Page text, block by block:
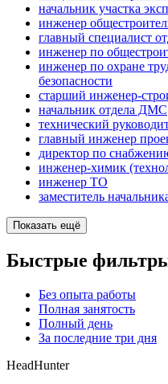
начальник участка
инженер
главный специалист
инженер по
инженер по охране
безопасности
старший инженер-
начальник отдела ДМС
технический
главный инженер
директор по
инженер-химик
инженер ТО
заместитель
Показать ещё
Быстрые
Без опыта работы
Полная занятость
Полный день
За последние три дня
HeadHunter